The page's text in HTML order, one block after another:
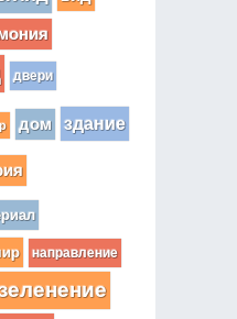
двери
дом здание
направление